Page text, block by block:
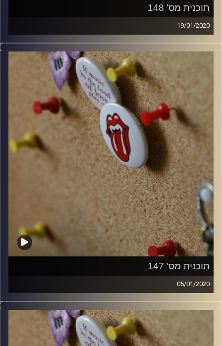
תוכנית מס' 148
19/01/2020
קלאסיקות רוק עם אורן הוף.
włodi
תוכנית מס' 147
05/01/2020
קלאסיקות רוק עם אורן הוף.
włodi